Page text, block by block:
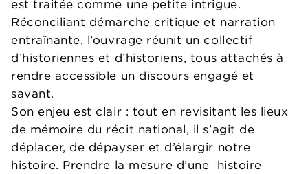
est traitée comme une petite intrigue.
Réconciliant démarche critique et narration
entraînante, l’ouvrage réunit un collectif
d’historiennes et d’historiens, tous attachés à
rendre accessible un discours engagé et
savant.
Son enjeu est clair : tout en revisitant les lieux
de mémoire du récit national, il s’agit de
déplacer, de dépayser et d’élargir notre
histoire. Prendre la mesure d’une histoire